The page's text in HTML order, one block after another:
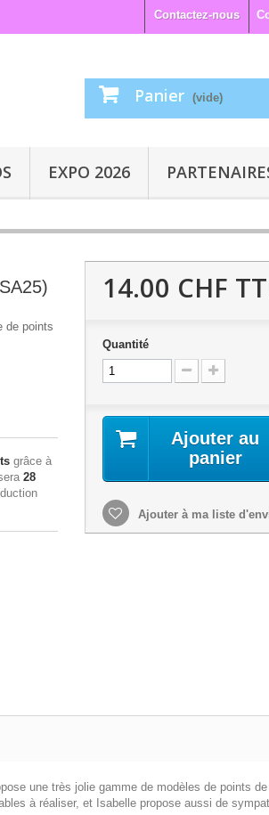
Contactez-nous
Panier (vide)
EXPO 2026
de points
grâce à
28
14.00 CHF
Quantité
Ajouter au
panier
Ajouter à ma liste
une très jolie gamme de modèles de points
à réaliser, et Isabelle propose aussi de